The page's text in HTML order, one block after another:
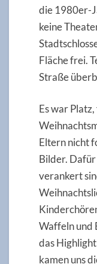
die 1980er-
keine
Fläche frei.
Straße
Es war
Eltern nicht
Bilder.
verankert
Waffeln und
das
kamen uns